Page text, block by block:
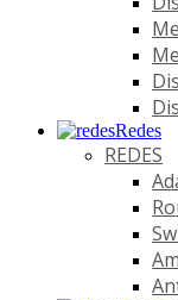
Redes
REDES